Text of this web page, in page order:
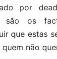
por
são os
que estas
não